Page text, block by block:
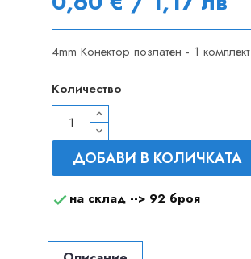
4mm Конектор позлатен - 1 комплект
Количество
ДОБАВИ В КОЛИЧКАТА
 на склад --> 92 броя